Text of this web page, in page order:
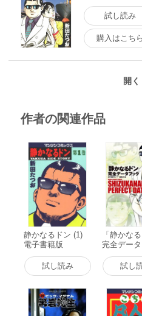
試し読み
購入はこちら
作者の関連作品
静かなるドン (1)
電子書籍版
試し読み
「静かな
完全デー
電子書籍版
試し